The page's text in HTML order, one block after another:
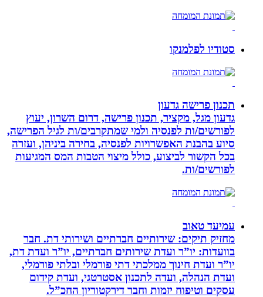
סטודיו לפלמנקו
תכנון פרישה גדעון
גדעון מגל, מקציר, תכנון פרישה, דרום השרון, יעוץ
לפורשים/ות לפנסיה ולמי שמתקרבים/ות לגיל הפרישה,
סיוע בהבנת האפשרויות לפנסיה, בחירה ביניהן, ועזרה
בכל הקשור לביצוע, כולל מיצוי הטבות המס המגיעות
לפורשים/ות.
עמיעד טאוב
מחזיק תיקים: שירותיים חברתיים ושירותי דת. חבר
בוועדות: יו”ר ועדת שירותים חברתיים, יו”ר ועדת דת,
יו”ר ועדת חינוך ממלכתי דתי פורמלי ובלתי פורמלי,
ועדת הנהלה, ועדה לתכנון אסטרטגי, ועדת קידום
עסקים וטיפוח יזמות וחבר דירקטוריון החכ”ל.